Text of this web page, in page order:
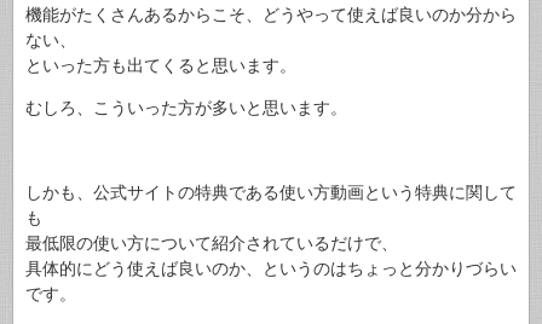
機能がたくさんあるからこそ、どうやって使えば良いのか分から
ない、
といった方も出てくると思います。
むしろ、こういった方が多いと思います。
しかも、公式サイトの特典である使い方動画という特典に関して
も
最低限の使い方について紹介されているだけで、
具体的にどう使えば良いのか、というのはちょっと分かりづらい
です。